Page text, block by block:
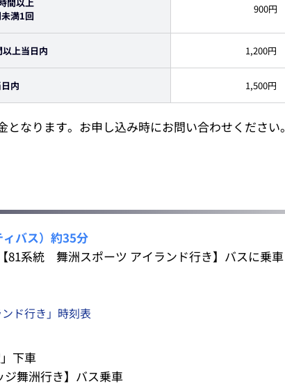
満1回
900円
上当日内 1,200円
内 1,500円
なります。お申し込み時にお問い合わせください。
バス）約35分
81系統 舞洲スポーツ アイランド行き】バスに乗車
ド行き」時刻表
下車
舞洲行き】バス乗車